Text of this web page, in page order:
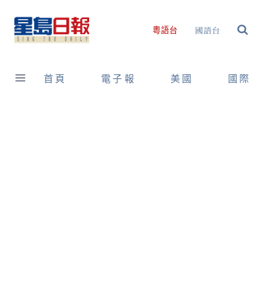
content
粵語台 國語台
首頁 電子報 美國 國際